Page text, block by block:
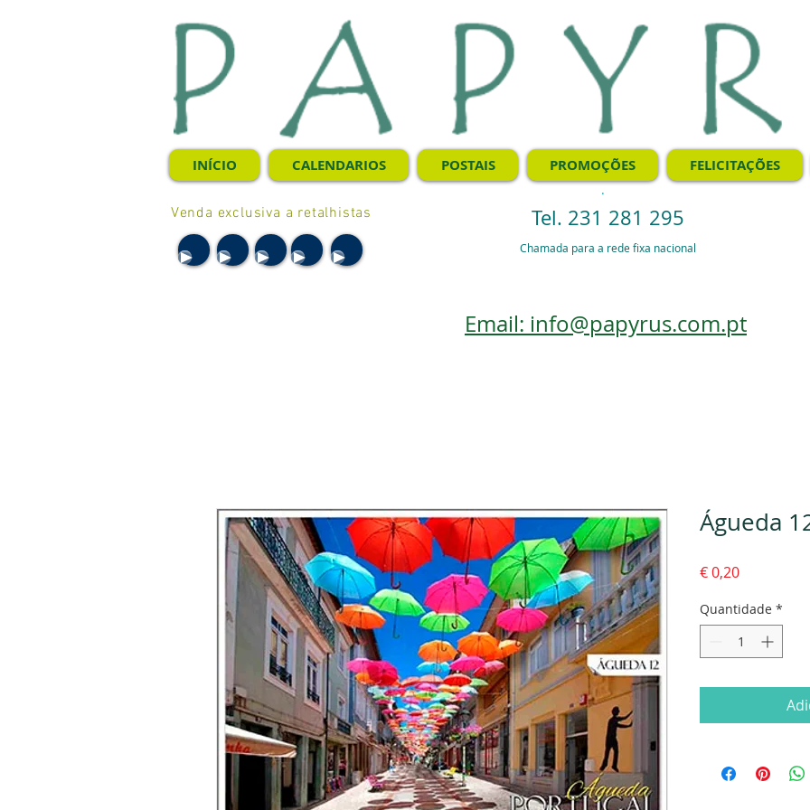
INÍCIO CALENDARIOS POSTAIS PROMOÇÕES FELICITAÇÕES
.
Venda exclusiva a retalhistas Tel. 231 281 295
Chamada para a rede fixa nacional
Email: info@papyrus.com.pt
Águeda
€ 0,20Preço
Quantidade *